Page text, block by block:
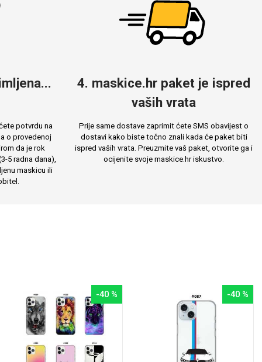
potvrdu na
o provedenoj
da je rok
5 radna dana),
maskicu ili
4. maskice.hr paket je ispred
vaših vrata
Prije same dostave zaprimit ćete SMS obavijest o
dostavi kako biste točno znali kada će paket biti
ispred vaših vrata. Preuzmite vaš paket, otvorite ga i
ocijenite svoje maskice.hr iskustvo.
-40 % -40 %